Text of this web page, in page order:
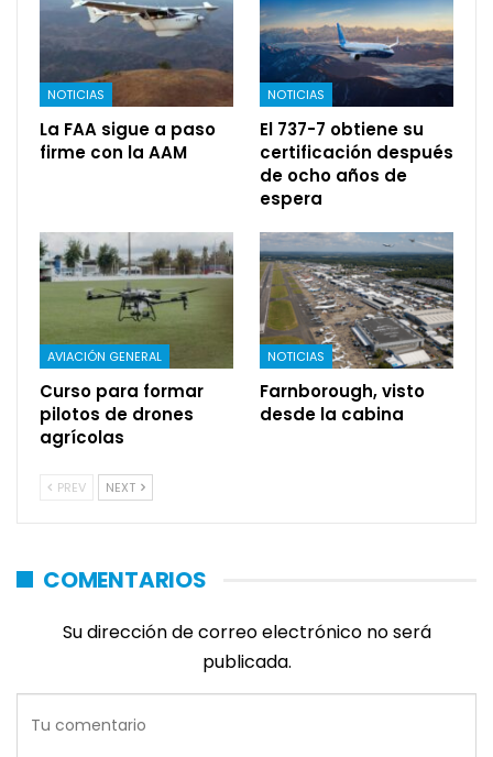
NOTICIAS
La FAA sigue a paso
firme con la AAM
NOTICIAS
El 737-7 obtiene su
certificación después
de ocho años de
espera
AVIACIÓN GENERAL
Curso para formar
pilotos de drones
agrícolas
NOTICIAS
Farnborough, visto
desde la cabina
PREV NEXT
COMENTARIOS
Su dirección de correo electrónico no será
publicada.